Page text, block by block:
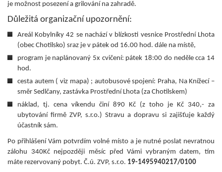
je možnost posezení a grilování na zahradě.
Důležitá organizační upozornění:
Areál Kobylníky 42 se nachází v blízkosti vesnice Prostřední Lhota
(obec Chotilsko) sraz je v pátek od 16.00 hod. dále na místě,
program je naplánovaný 5x cvičení: pátek 18:00 do neděle cca 14
hod.
cesta autem ( viz mapa) ; autobusové spojení: Praha, Na Knížecí –
směr Sedlčany, zastávka Prostřední Lhota (za Chotilskem)
náklad, tj. cena víkendu činí 890 Kč (z toho je Kč 340,- za
ubytování firmě ZVP, s.r.o.) Stravu a dopravu si zajišťuje každý
účastník sám.
Po přihlášení Vám potvrdím volné místo a je nutné poslat nevratnou
zálohu 340Kč nejpozději měsíc před Vámi vybraným datem, tím
máte rezervovaný pobyt. Č.ú. ZVP, s.r.o. 19-1495940217/0100